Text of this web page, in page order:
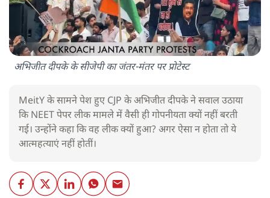
अभिजीत दीपके के सीजेपी का जंतर-मंतर पर प्रोटेस्ट
MeitY के सामने पेश हुए CJP के अभिजीत दीपके ने सवाल उठाया
कि NEET पेपर लीक मामले में वैसी ही गोपनीयता क्यों नहीं बरती
गई। उन्होंने कहा कि वह लीक क्यों हुआ? अगर ऐसा न होता तो ये
आत्महत्याएं नहीं होतीं।